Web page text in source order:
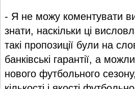
- Я не можу коментувати
знати, наскільки ці
такі пропозиції були на
банківські гарантії, а
нового футбольного